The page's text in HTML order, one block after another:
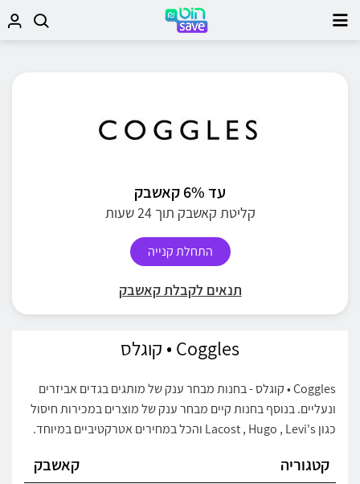
עד 6% קאשבק
קליטת קאשבק תוך 24 שעות
התחלת קנייה
תנאים לקבלת קאשבק
Coggles • קוגלס
Coggles • קוגלס - בחנות מבחר ענק של מותגים בגדים אביזרים
ונעליים. בנוסף בחנות קיים מבחר ענק של מוצרים במכירות חיסול
כגון Lacost , Hugo , Levi's והכל במחירים אטרקטיביים במיוחד.
קטגוריה קאשבק